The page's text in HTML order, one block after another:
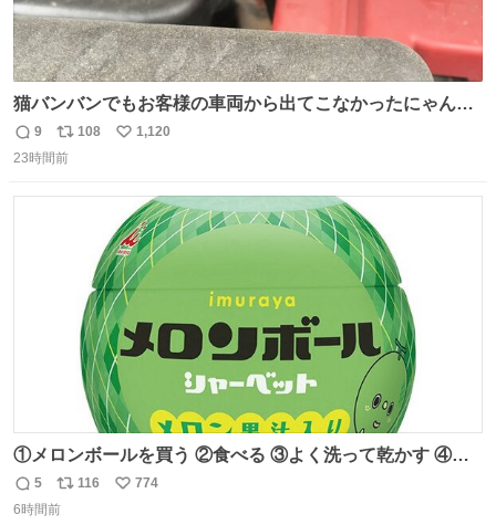
猫バンバンでもお客様の車両から出てこなかったにゃんこ
🐈 救出しようとした工場長が腕を引っ掻かれ、ぱんぱんに
膨れ上がり、傷だらけ血だらけになりながらも何とか救出
返
信
9
リ
ポ
108
い
1,120
23時間前
①メロンボールを買う ②食べる ③よく洗って乾かす ④か
わいい
返
信
5
リ
ポ
116
い
774
6時間前